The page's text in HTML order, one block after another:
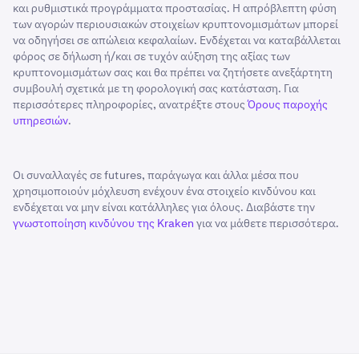
και ρυθμιστικά προγράμματα προστασίας. Η απρόβλεπτη φύση
των αγορών περιουσιακών στοιχείων κρυπτονομισμάτων μπορεί
να οδηγήσει σε απώλεια κεφαλαίων. Ενδέχεται να καταβάλλεται
φόρος σε δήλωση ή/και σε τυχόν αύξηση της αξίας των
κρυπτονομισμάτων σας και θα πρέπει να ζητήσετε ανεξάρτητη
συμβουλή σχετικά με τη φορολογική σας κατάσταση. Για
περισσότερες πληροφορίες, ανατρέξτε στουςΌρους παροχής
υπηρεσιών.
Οι συναλλαγές σε futures, παράγωγα και άλλα μέσα που
χρησιμοποιούν μόχλευση ενέχουν ένα στοιχείο κινδύνου και
ενδέχεται να μην είναι κατάλληλες για όλους. Διαβάστε την
γνωστοποίηση κινδύνου της Kraken για να μάθετε περισσότερα.